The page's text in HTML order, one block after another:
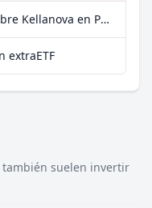
Más datos fundamentales sobre Kellanova en Parqet
extraETF
también suelen invertir